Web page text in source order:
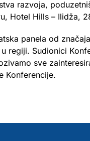
razvoja,
Hotel Hills – Ilidža,
panela od
regiji. Sudionici
sve
Konferencije.